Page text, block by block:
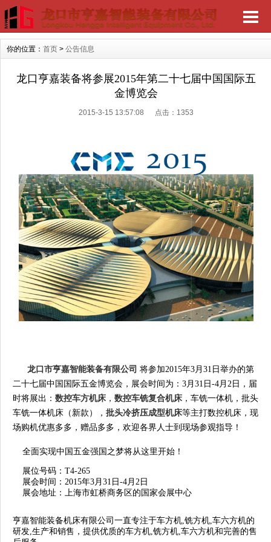
你的位置： 首页 > 公告信息
龙口亨嘉装备将参展2015年第二十七届中国国际五
金博览会
2015-3-15 13:57:08 点击： 1353
龙口市亨嘉智能装备有限公司 将参加2015年3月31日举办的第
二十七届中国国际五金博览会，展会时间为：3月31日-4月2日，届
时将展出： 数控车方机床 ， 数控车铣复合机床 ，车铣一体机，批头
车铣一体机床（新款）， 批头冷挤压成型机床等主打数控机床，现
场购机优惠多多，赠品多多，欢迎各界人士到现场参观指导！
全面实现中国五金强国之梦将从这里开始！
展位号码：T4-265
展会时间：2015年3月31日-4月2日
展会地址：上海市虹桥商务区的国家会展中心
亨嘉智能装备机床有限公司一直专注于车方机,铣方机,车六方机的
研发,生产和销售，提供优质的车方机,铣方机,车六方机和完善的售